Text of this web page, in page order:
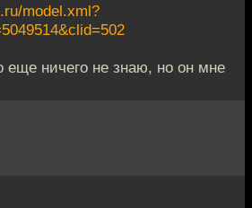
model.xml?
еще ничего не знаю, но он мне